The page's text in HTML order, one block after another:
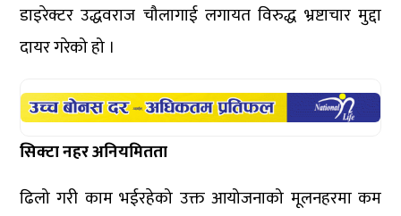
डाइरेक्टर उद्धवराज चौलागाई लगायत विरुद्ध भ्रष्टाचार मुद्दा
दायर गरेको हो ।
सिक्टा नहर अनियमितता
ढिलो गरी काम भईरहेको उक्त आयोजनाको मूलनहरमा कम